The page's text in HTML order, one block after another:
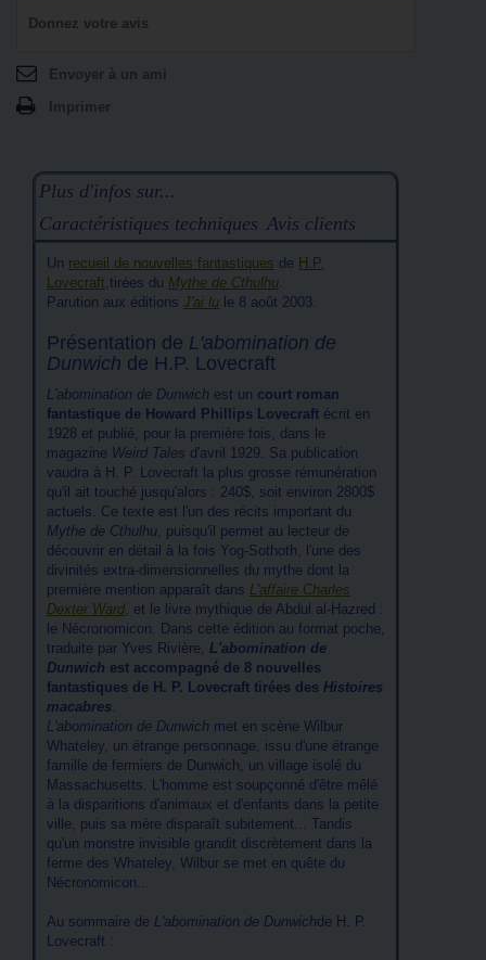
Donnez votre avis
Envoyer à un ami
Imprimer
Plus d'infos sur...
Caractéristiques techniques Avis clients
Un recueil de nouvelles fantastiques de H.P.
Lovecraft,tirées du Mythe de Cthulhu.
Parution aux éditions J'ai lu le 8 août 2003.
Présentation de L'abomination de
Dunwich de H.P. Lovecraft
L'abomination de Dunwich est un court roman
fantastique de Howard Phillips Lovecraft écrit en
1928 et publié, pour la première fois, dans le
magazine Weird Tales d'avril 1929. Sa publication
vaudra à H. P. Lovecraft la plus grosse rémunération
qu'il ait touché jusqu'alors : 240$, soit environ 2800$
actuels. Ce texte est l'un des récits important du
Mythe de Cthulhu, puisqu'il permet au lecteur de
découvrir en détail à la fois Yog-Sothoth, l'une des
divinités extra-dimensionnelles du mythe dont la
première mention apparaît dans L'affaire Charles
Dexter Ward, et le livre mythique de Abdul al-Hazred :
le Nécronomicon. Dans cette édition au format poche,
traduite par Yves Rivière, L'abomination de
Dunwich est accompagné de 8 nouvelles
fantastiques de H. P. Lovecraft tirées des Histoires
macabres.
L'abomination de Dunwich met en scène Wilbur
Whateley, un étrange personnage, issu d'une étrange
famille de fermiers de Dunwich, un village isolé du
Massachusetts. L'homme est soupçonné d'être mêlé
à la disparitions d'animaux et d'enfants dans la petite
ville, puis sa mère disparaît subitement... Tandis
qu'un monstre invisible grandit discrètement dans la
ferme des Whateley, Wilbur se met en quête du
Nécronomicon...
Au sommaire de L'abomination de Dunwichde H. P.
Lovecraft :